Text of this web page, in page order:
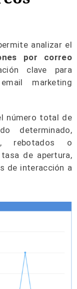
analizar el
por correo
clave para
marketing
número total de
determinado,
rebotados o
de apertura,
de interacción a